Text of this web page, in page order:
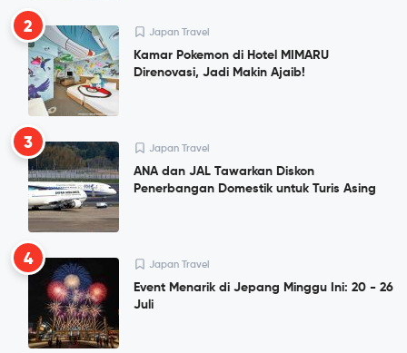
2 Japan Travel
Kamar Pokemon di Hotel MIMARU
Direnovasi, Jadi Makin Ajaib!
3 Japan Travel
ANA dan JAL Tawarkan Diskon
Penerbangan Domestik untuk Turis Asing
4 Japan Travel
Event Menarik di Jepang Minggu Ini: 20 - 26
Juli